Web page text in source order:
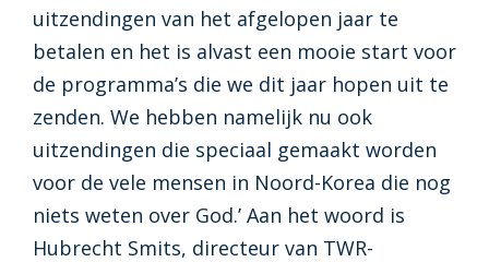
uitzendingen van het afgelopen jaar te
betalen en het is alvast een mooie start voor
de programma’s die we dit jaar hopen uit te
zenden. We hebben namelijk nu ook
uitzendingen die speciaal gemaakt worden
voor de vele mensen in Noord-Korea die nog
niets weten over God.’ Aan het woord is
Hubrecht Smits, directeur van TWR-